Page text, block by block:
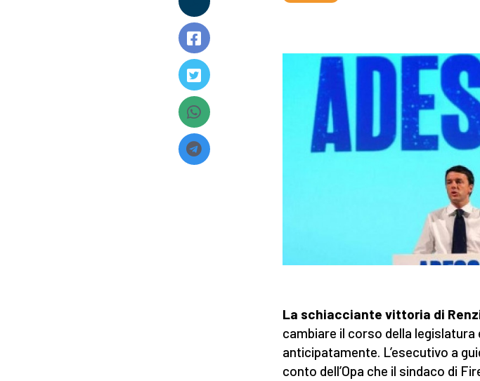
La schiacciante vittoria di
cambiare il corso della
anticipatamente. L’esecutivo a
conto dell’Opa che il sindaco di